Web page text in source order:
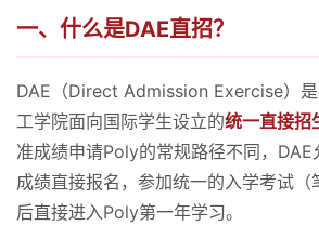
一、什么是DAE直招？
DAE（Direct Admission Exercise）
工学院面向国际学生设立的统一直接招
准成绩申请Poly的常规路径不同，DAE
成绩直接报名，参加统一的入学考试
后直接进入Poly第一年学习。